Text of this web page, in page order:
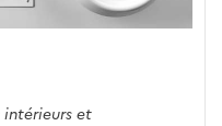
intérieurs et